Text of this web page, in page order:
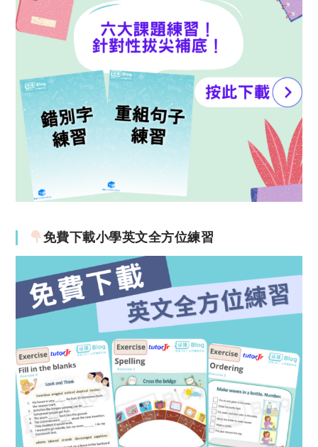
免費下載小學英文全方位練習